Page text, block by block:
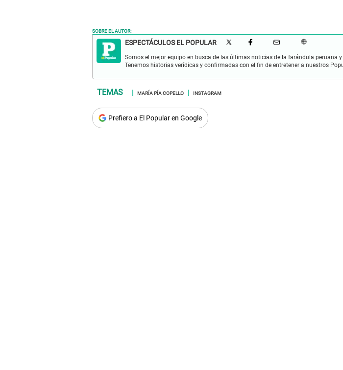
SOBRE EL AUTOR:
ESPECTÁCULOS EL POPULAR
Somos el mejor equipo en busca de las últimas noticias de la farándula peruana
Tenemos historias verídicas y confirmadas con el fin de entretener a nuestros
MARÍA PÍA COPELLO INSTAGRAM
Prefiero a El Popular en Google